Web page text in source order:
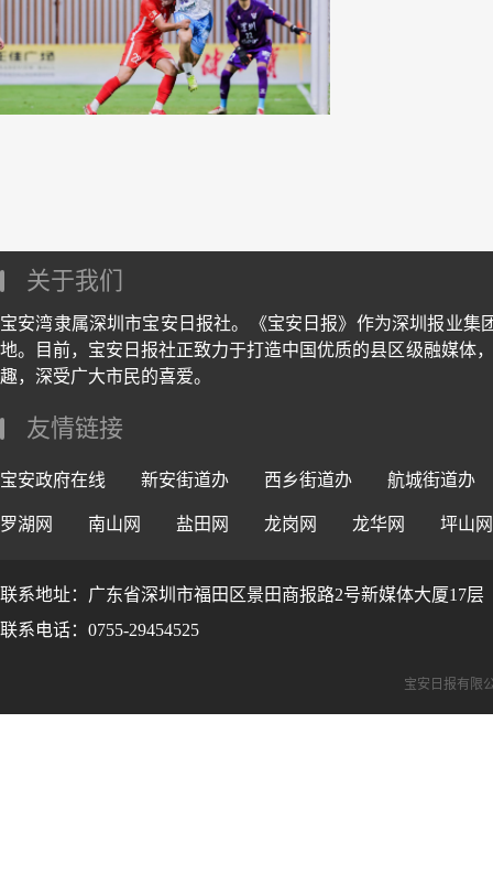
关于我们
宝安湾隶属深圳市宝安日报社。《宝安日报》作为深圳报业
地。目前，宝安日报社正致力于打造中国优质的县区级融媒体
趣，深受广大市民的喜爱。
友情链接
宝安政府在线 新安街道办 西乡街道办 航城街道办
罗湖网 南山网 盐田网 龙岗网 龙华网 坪山网
联系地址：广东省深圳市福田区景田商报路2号新媒体大厦17层
联系电话：0755-29454525
宝安日报有限